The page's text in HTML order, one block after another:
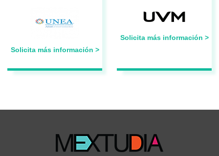
Solicita más información >
Solicita más información >